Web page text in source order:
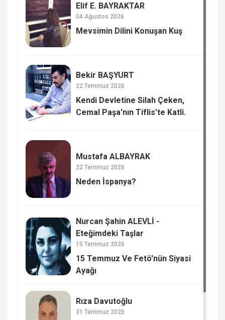
Elif E. BAYRAKTAR
04 Ağustos 2026
Mevsimin Dilini Konuşan Kuş
Bekir BAŞYURT
22 Temmuz 2026
Kendi Devletine Silah Çeken,
Cemal Paşa'nın Tiflis’te Katli.
Mustafa ALBAYRAK
22 Temmuz 2026
Neden İspanya?
Nurcan Şahin ALEVLİ -
Eteğimdeki Taşlar
15 Temmuz 2026
15 Temmuz Ve Fetö'nün Siyasi
Ayağı
Rıza Davutoğlu
31 Temmuz 2025